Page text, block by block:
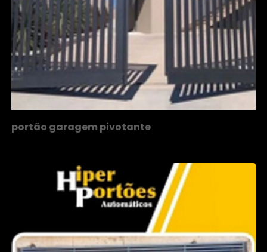
portão garagem pivotante